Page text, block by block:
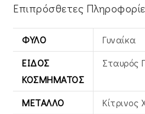
Επιπρόσθετες
ΦΎΛΟ
Γυναίκα
ΕΊΔΟΣ
ΚΟΣΜΉΜΑΤΟΣ
Σταυρός
ΜΈΤΑΛΛΟ
Κίτρινος